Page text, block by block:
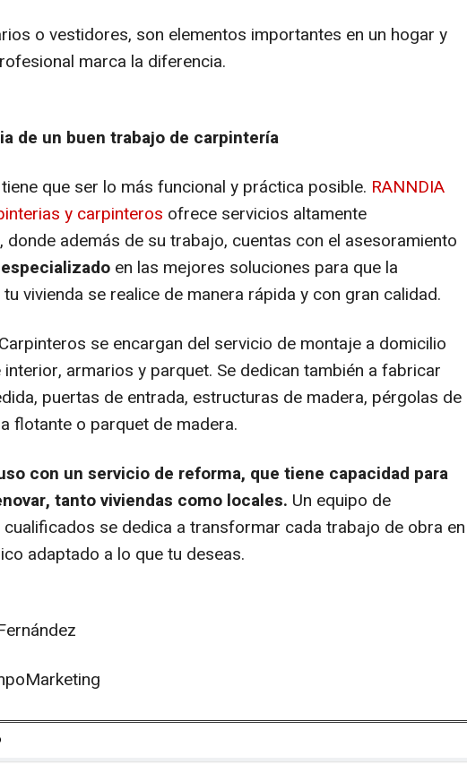
o vestidores, son elementos importantes en un hogar y
marca la diferencia.
de un buen trabajo de carpintería
que ser lo más funcional y práctica posible. RANNDIA
y carpinteros ofrece servicios altamente
donde además de su trabajo, cuentas con el asesoramiento
en las mejores soluciones para que la
vivienda se realice de manera rápida y con gran calidad.
se encargan del servicio de montaje a domicilio
armarios y parquet. Se dedican también a fabricar
puertas de entrada, estructuras de madera, pérgolas de
flotante o parquet de madera.
con un servicio de reforma, que tiene capacidad para
tanto viviendas como locales. Un equipo de
se dedica a transformar cada trabajo de obra en
adaptado a lo que tu deseas.